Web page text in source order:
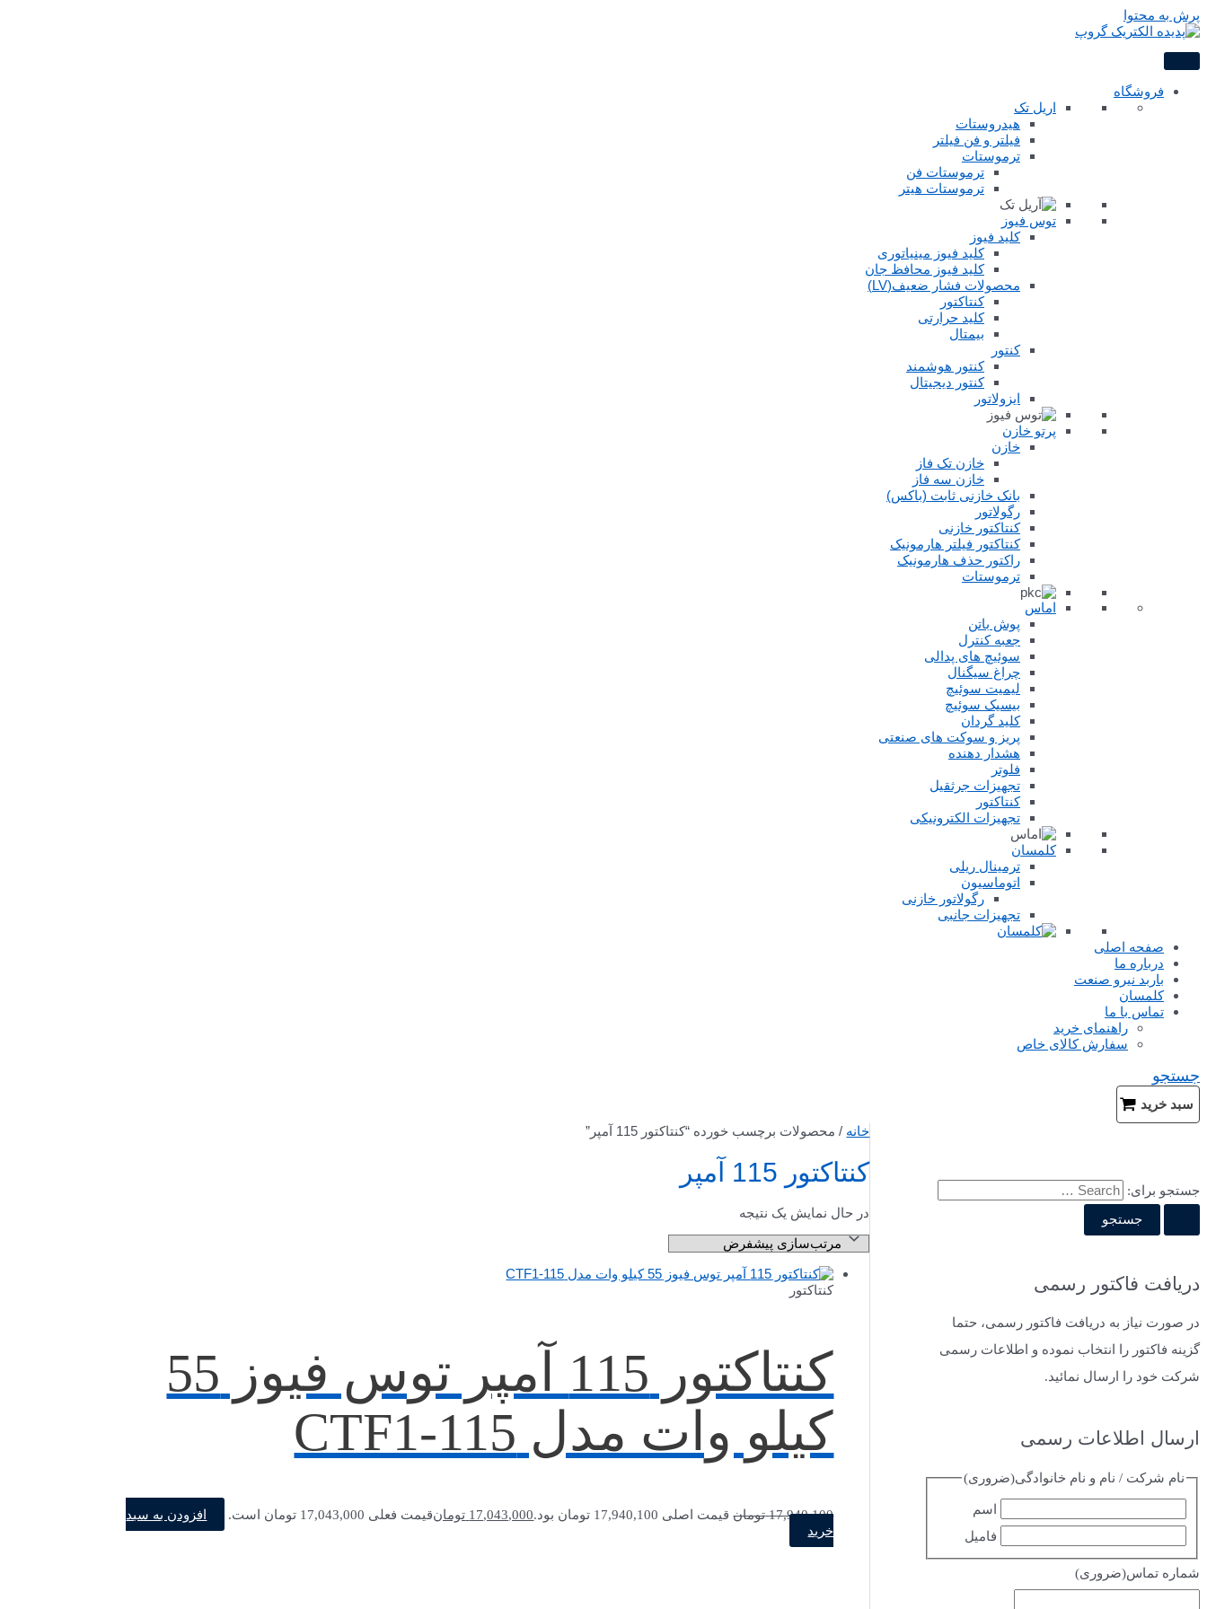
پرش به محتوا
فروشگاه
اریل تک
هیدروستات
فیلتر و فن فیلتر
ترموستات
ترموستات فن
ترموستات هیتر
توس فیوز
کلید فیوز
کلید فیوز مینیاتوری
کلید فیوز محافظ جان
محصولات فشار ضعیف(LV)
کنتاکتور
کلید حرارتی
بیمتال
کنتور
کنتور هوشمند
کنتور دیجیتال
ایزولاتور
پرتو خازن
خازن
خازن تک فاز
خازن سه فاز
بانک خازنی ثابت (باکس)
رگولاتور
کنتاکتور خازنی
کنتاکتور فیلتر هارمونیک
راکتور حذف هارمونیک
ترموستات
اماس
پوش باتن
جعبه کنترل
سوئیچ های پدالی
چراغ سیگنال
لیمیت سوئیچ
بیسیک سوئیچ
کلید گردان
پریز و سوکت های صنعتی
هشدار دهنده
فلوتر
تجهیزات جرثقیل
کنتاکتور
تجهیزات الکترونیکی
کلمسان
ترمینال ریلی
اتوماسیون
رگولاتور خازنی
تجهیزات جانبی
صفحه اصلی
درباره ما
باربد نیرو صنعت
کلمسان
تماس با ما
راهنمای خرید
سفارش کالای خاص
جستجو
سبد خرید
جستجو برای:
دریافت فاکتور رسمی
در صورت نیاز به دریافت فاکتور رسمی، حتما
گزینه فاکتور را انتخاب نموده و اطلاعات رسمی
شرکت خود را ارسال نمائید.
ارسال اطلاعات رسمی
نام شرکت / نام و نام خانوادگی(ضروری)
اسم
فامیل
شماره تماس(ضروری)
خانه / محصولات برچسب خورده “کنتاکتور 115 آمپر”
کنتاکتور 115 آمپر
در حال نمایش یک نتیجه
کنتاکتور
کنتاکتور 115 آمپر توس فیوز 55
کیلو وات مدل CTF1-115
17,940,100 تومان قیمت اصلی 17,940,100 تومان بود. 17,043,000 تومانقیمت فعلی 17,043,000 تومان است.
افزودن به سبد
خرید